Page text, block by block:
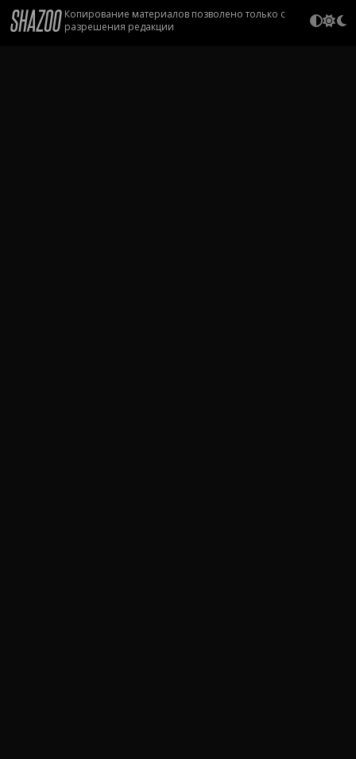
Копирование материалов позволено только с
разрешения редакции